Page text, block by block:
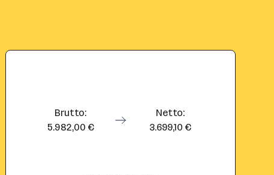
Brutto:
5.982,00 €
Netto:
3.699,10 €